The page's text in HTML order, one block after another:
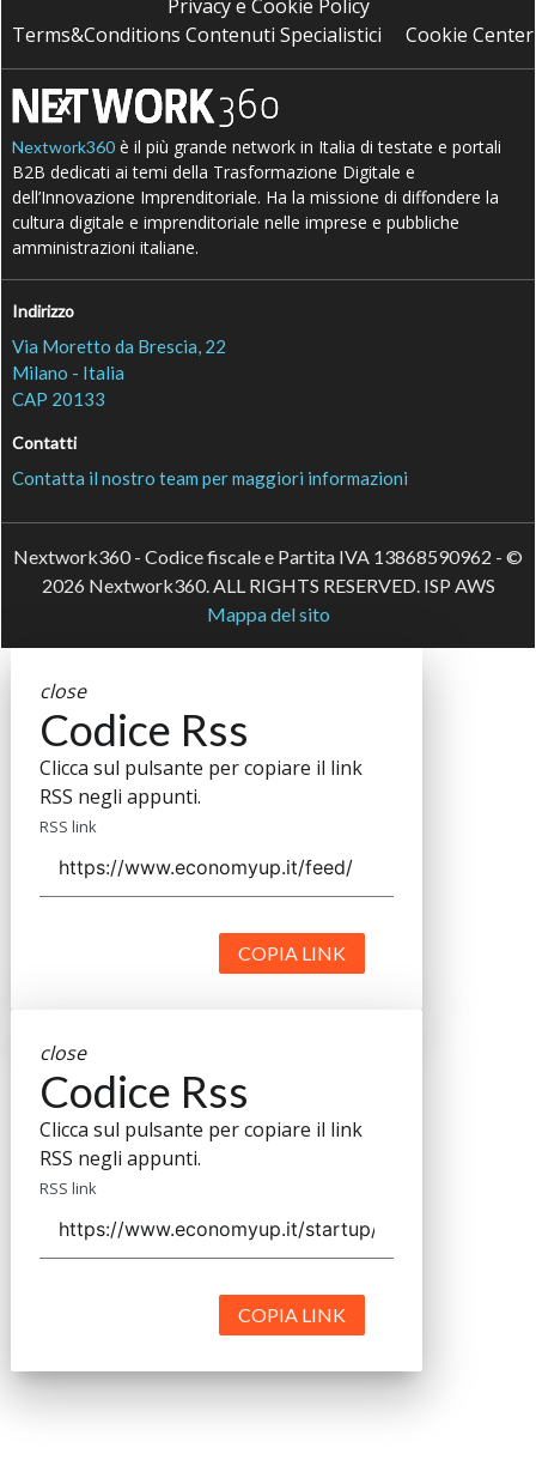
Privacy e Cookie Policy
Terms&Conditions Contenuti Specialistici
Cookie Center
Nextwork360 è il più grande network in Italia di testate e portali
B2B dedicati ai temi della Trasformazione Digitale e
dell’Innovazione Imprenditoriale. Ha la missione di diffondere la
cultura digitale e imprenditoriale nelle imprese e pubbliche
amministrazioni italiane.
Indirizzo
Via Moretto da Brescia, 22
Milano - Italia
CAP 20133
Contatti
Contatta il nostro team per maggiori informazioni
Nextwork360 - Codice fiscale e Partita IVA 13868590962 - ©
2026 Nextwork360. ALL RIGHTS RESERVED. ISP AWS
Mappa del sito
close
Codice Rss
Clicca sul pulsante per copiare il link
RSS negli appunti.
RSS link
COPIA LINK
close
Codice Rss
Clicca sul pulsante per copiare il link
RSS negli appunti.
RSS link
COPIA LINK